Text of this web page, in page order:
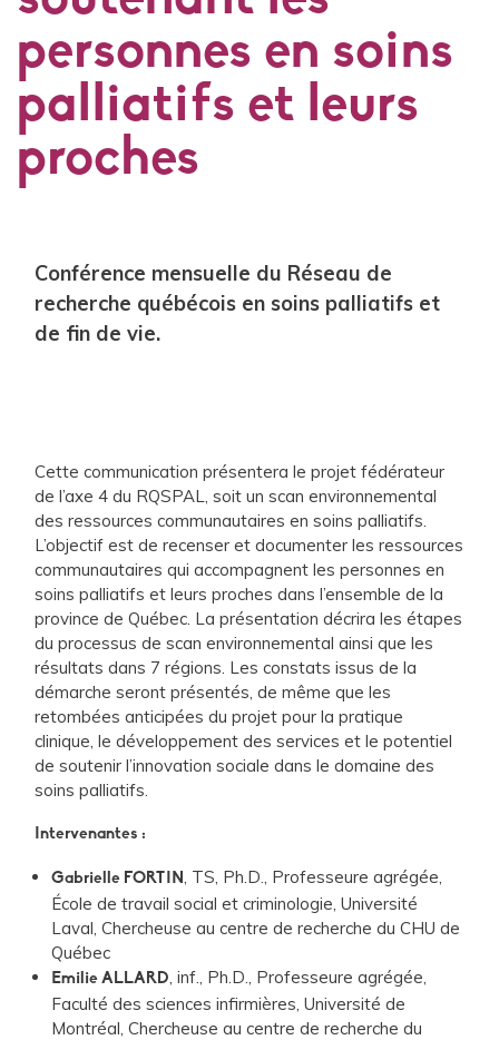
personnes en soins
palliatifs et leurs
proches
Conférence mensuelle du Réseau de
recherche québécois en soins palliatifs et
de fin de vie.
Cette communication présentera le projet fédérateur
de l’axe 4 du RQSPAL, soit un scan environnemental
des ressources communautaires en soins palliatifs.
L’objectif est de recenser et documenter les ressources
communautaires qui accompagnent les personnes en
soins palliatifs et leurs proches dans l’ensemble de la
province de Québec. La présentation décrira les étapes
du processus de scan environnemental ainsi que les
résultats dans 7 régions. Les constats issus de la
démarche seront présentés, de même que les
retombées anticipées du projet pour la pratique
clinique, le développement des services et le potentiel
de soutenir l’innovation sociale dans le domaine des
soins palliatifs.
Intervenantes :
Gabrielle FORTIN , TS, Ph.D., Professeure agrégée,
École de travail social et criminologie, Université
Laval, Chercheuse au centre de recherche du CHU de
Québec
Emilie ALLARD, inf., Ph.D., Professeure agrégée,
Faculté des sciences infirmières, Université de
Montréal, Chercheuse au centre de recherche du